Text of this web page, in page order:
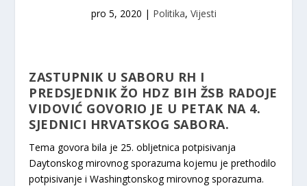
pro 5, 2020 | Politika, Vijesti
ZASTUPNIK U SABORU RH I
PREDSJEDNIK ŽO HDZ BIH ŽSB RADOJE
VIDOVIĆ GOVORIO JE U PETAK NA 4.
SJEDNICI HRVATSKOG SABORA.
Tema govora bila je 25. obljetnica potpisivanja
Daytonskog mirovnog sporazuma kojemu je prethodilo
potpisivanje i Washingtonskog mirovnog sporazuma.